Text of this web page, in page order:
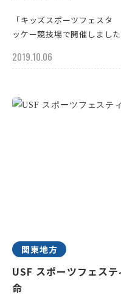
「キッズスポーツフェス
ッケー競技場で開催しました
2019.10.06
関東地方
USF スポーツフェス
命